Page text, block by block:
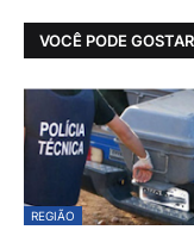
VOCÊ PODE GOSTAR
REGIÃO